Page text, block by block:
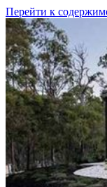
Перейти к